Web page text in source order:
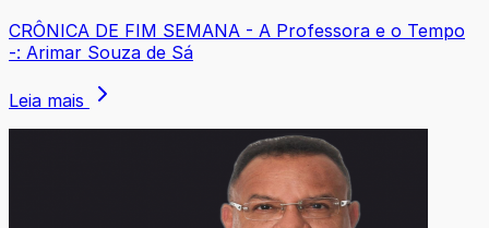
CRÔNICA DE FIM SEMANA - A Professora e o Tempo
-: Arimar Souza de Sá
Leia mais